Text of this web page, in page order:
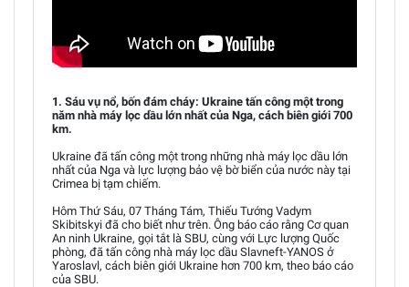
1. Sáu vụ nổ, bốn đám cháy: Ukraine tấn công một trong
năm nhà máy lọc dầu lớn nhất của Nga, cách biên giới 700
km.
Ukraine đã tấn công một trong những nhà máy lọc dầu lớn
nhất của Nga và lực lượng bảo vệ bờ biển của nước này tại
Crimea bị tạm chiếm.
Hôm Thứ Sáu, 07 Tháng Tám, Thiếu Tướng Vadym
Skibitskyi đã cho biết như trên. Ông báo cáo rằng Cơ quan
An ninh Ukraine, gọi tắt là SBU, cùng với Lực lượng Quốc
phòng, đã tấn công nhà máy lọc dầu Slavneft-YANOS ở
Yaroslavl, cách biên giới Ukraine hơn 700 km, theo báo cáo
của SBU.